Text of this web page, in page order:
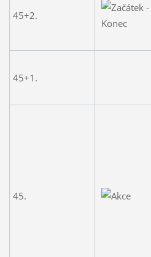
45+2.
45+1.
45.